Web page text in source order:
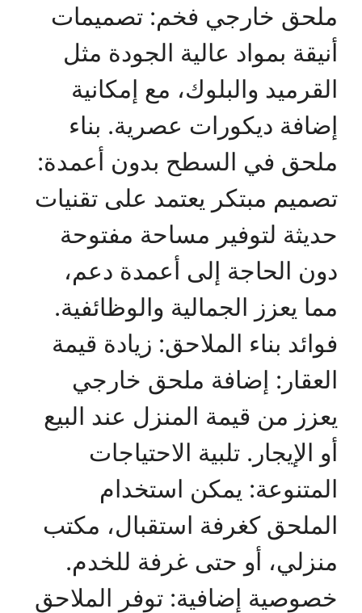
ملحق خارجي فخم: تصميمات
أنيقة بمواد عالية الجودة مثل
القرميد والبلوك، مع إمكانية
إضافة ديكورات عصرية. بناء
ملحق في السطح بدون أعمدة:
تصميم مبتكر يعتمد على تقنيات
حديثة لتوفير مساحة مفتوحة
دون الحاجة إلى أعمدة دعم،
مما يعزز الجمالية والوظائفية.
فوائد بناء الملاحق: زيادة قيمة
العقار: إضافة ملحق خارجي
يعزز من قيمة المنزل عند البيع
أو الإيجار. تلبية الاحتياجات
المتنوعة: يمكن استخدام
الملحق كغرفة استقبال، مكتب
منزلي، أو حتى غرفة للخدم.
خصوصية إضافية: توفر الملاحق